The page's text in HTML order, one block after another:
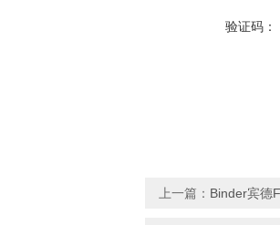
验证码：
上一篇： Binder宾德